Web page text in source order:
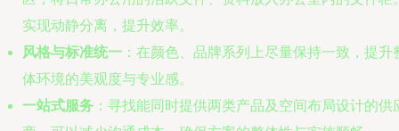
实现动静分离，提升效率。
风格与标准统一 ：在颜色、品牌系列上尽量保持一致，提升
体环境的美观度与专业感。
一站式服务 ：寻找能同时提供两类产品及空间布局设计的供